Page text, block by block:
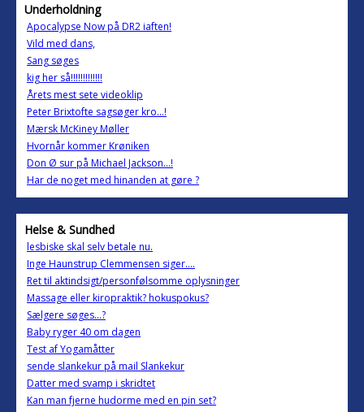
Underholdning
Apocalypse Now på DR2 iaften!
Vild med dans,
Sang søges
kig her så!!!!!!!!!!!!!
Årets mest sete videoklip
Peter Brixtofte sagsøger kro...!
Mærsk McKiney Møller
Hvornår kommer Krøniken
Don Ø sur på Michael Jackson...!
Har de noget med hinanden at gøre ?
Helse & Sundhed
lesbiske skal selv betale nu.
Inge Haunstrup Clemmensen siger....
Ret til aktindsigt/personfølsomme oplysninger
Massage eller kiropraktik? hokuspokus?
Sælgere søges...?
Baby ryger 40 om dagen
Test af Yogamåtter
sende slankekur på mail Slankekur
Datter med svamp i skridtet
Kan man fjerne hudorme med en pin set?